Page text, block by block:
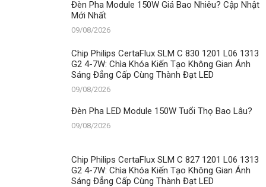
Đèn Pha Module 150W Giá Bao Nhiêu? Cập Nhật
Mới Nhất
09/08/2026
Chip Philips CertaFlux SLM C 830 1201 L06 1313
G2 4-7W: Chìa Khóa Kiến Tạo Không Gian Ánh
Sáng Đẳng Cấp Cùng Thành Đạt LED
09/08/2026
Đèn Pha LED Module 150W Tuổi Thọ Bao Lâu?
09/08/2026
Chip Philips CertaFlux SLM C 827 1201 L06 1313
G2 4-7W: Chìa Khóa Kiến Tạo Không Gian Ánh
Sáng Đẳng Cấp Cùng Thành Đạt LED